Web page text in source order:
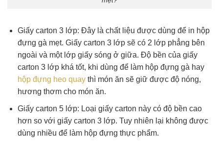
Giấy carton 3 lớp: Đây là chất liệu được dùng để in hộp
đựng gà mẹt. Giấy carton 3 lớp sẽ có 2 lớp phẳng bên
ngoài và một lớp giấy sóng ở giữa. Độ bền của giấy
carton 3 lớp khá tốt, khi dùng để làm hộp đựng gà hay
hộp đựng heo quaythì món ăn sẽ giữ được độ nóng,
hương thơm cho món ăn.
Giấy carton 5 lớp: Loại giấy carton này có độ bền cao
hơn so với giấy carton 3 lớp. Tuy nhiên lại không được
dùng nhiều để làm hộp đựng thực phẩm.